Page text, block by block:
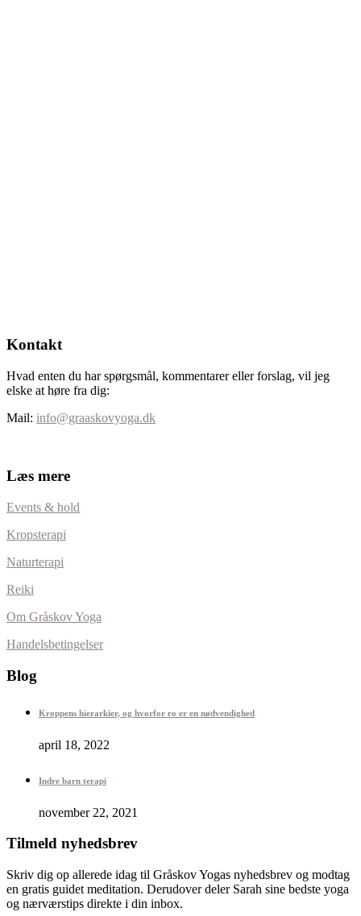
Kontakt
Hvad enten du har spørgsmål, kommentarer eller forslag, vil jeg
elske at høre fra dig:
Mail: info@graaskovyoga.dk
Læs mere
Events & hold
Kropsterapi
Naturterapi
Reiki
Om Gråskov Yoga
Handelsbetingelser
Blog
Kroppens hierarkier, og hvorfor ro er en nødvendighed
april 18, 2022
Indre barn terapi
november 22, 2021
Tilmeld nyhedsbrev
Skriv dig op allerede idag til Gråskov Yogas nyhedsbrev og modtag
en gratis guidet meditation. Derudover deler Sarah sine bedste yoga
og nærværstips direkte i din inbox.